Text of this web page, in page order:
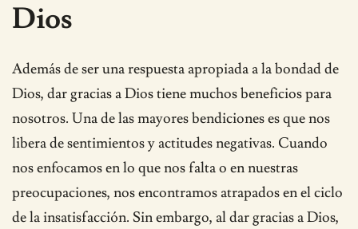
Dios
Además de ser una respuesta apropiada a la bondad de
Dios, dar gracias a Dios tiene muchos beneficios para
nosotros. Una de las mayores bendiciones es que nos
libera de sentimientos y actitudes negativas. Cuando
nos enfocamos en lo que nos falta o en nuestras
preocupaciones, nos encontramos atrapados en el ciclo
de la insatisfacción. Sin embargo, al dar gracias a Dios,